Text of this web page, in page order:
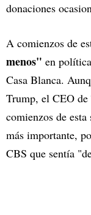
donaciones
A comienzos de
menos" en
Casa Blanca.
Trump, el CEO de
comienzos de
más importante,
CBS que sentía